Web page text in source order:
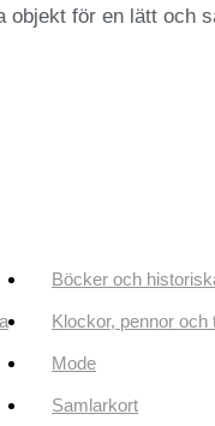
för en lätt och
Böcker och
Klockor, pennor och
Mode
Samlarkort